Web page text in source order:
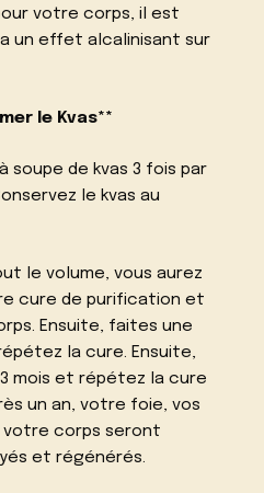
votre corps, il est
un effet alcalinisant sur
le Kvas**
soupe de kvas 3 fois par
le kvas au
le volume, vous aurez
cure de purification et
Ensuite, faites une
la cure. Ensuite,
mois et répétez la cure
un an, votre foie, vos
votre corps seront
et régénérés.